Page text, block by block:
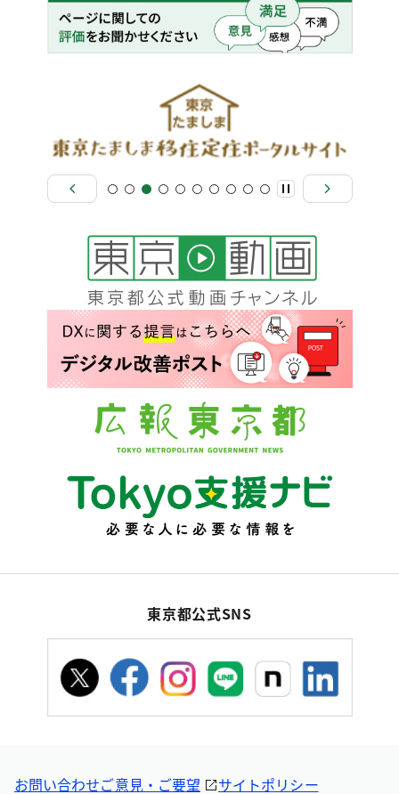
東京都公式SNS
お問い合わせご意見・ご要望 サイトポリシー